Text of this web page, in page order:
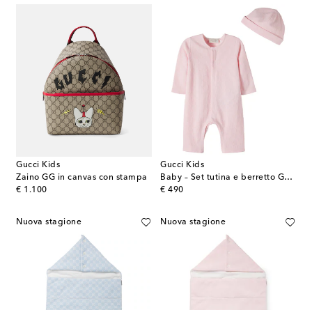
Gucci Kids
Zaino GG in canvas con stampa
€ 1.100
original price
Gucci Kids
Baby – Set tutina e berretto GG in cotone piqué
€ 490
original price
Nuova stagione Nuova stagione